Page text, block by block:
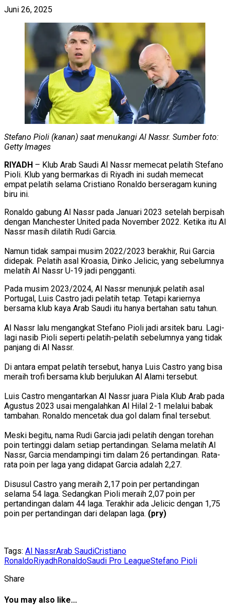
Juni 26, 2025
Stefano Pioli (kanan) saat menukangi Al Nassr. Sumber foto:
Getty Images
RIYADH – Klub Arab Saudi Al Nassr memecat pelatih Stefano
Pioli. Klub yang bermarkas di Riyadh ini sudah memecat
empat pelatih selama Cristiano Ronaldo berseragam kuning
biru ini.
Ronaldo gabung Al Nassr pada Januari 2023 setelah berpisah
dengan Manchester United pada November 2022. Ketika itu Al
Nassr masih dilatih Rudi Garcia.
Namun tidak sampai musim 2022/2023 berakhir, Rui Garcia
didepak. Pelatih asal Kroasia, Dinko Jelicic, yang sebelumnya
melatih Al Nassr U-19 jadi pengganti.
Pada musim 2023/2024, Al Nassr menunjuk pelatih asal
Portugal, Luis Castro jadi pelatih tetap. Tetapi kariernya
bersama klub kaya Arab Saudi itu hanya bertahan satu tahun.
Al Nassr lalu mengangkat Stefano Pioli jadi arsitek baru. Lagi-
lagi nasib Pioli seperti pelatih-pelatih sebelumnya yang tidak
panjang di Al Nassr.
Di antara empat pelatih tersebut, hanya Luis Castro yang bisa
meraih trofi bersama klub berjulukan Al Alami tersebut.
Luis Castro mengantarkan Al Nassr juara Piala Klub Arab pada
Agustus 2023 usai mengalahkan Al Hilal 2-1 melalui babak
tambahan. Ronaldo mencetak dua gol dalam final tersebut.
Meski begitu, nama Rudi Garcia jadi pelatih dengan torehan
poin tertinggi dalam setiap pertandingan. Selama melatih Al
Nassr, Garcia mendampingi tim dalam 26 pertandingan. Rata-
rata poin per laga yang didapat Garcia adalah 2,27.
Disusul Castro yang meraih 2,17 poin per pertandingan
selama 54 laga. Sedangkan Pioli meraih 2,07 poin per
pertandingan dalam 44 laga. Terakhir ada Jelicic dengan 1,75
poin per pertandingan dari delapan laga. (pry)
Tags: Al NassrArab SaudiCristiano
RonaldoRiyadhRonaldoSaudi Pro LeagueStefano Pioli
Share
You may also like...